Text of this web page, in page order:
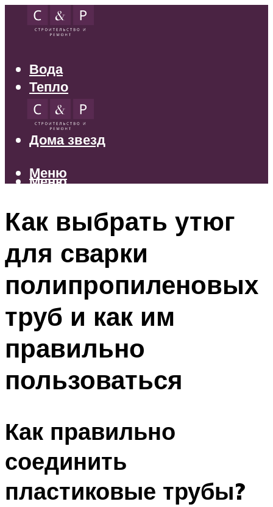
Вода
Тепло
Электрика
Свет
Дома звезд
Меню
Меню
Как выбрать утюг
для сварки
полипропиленовых
труб и как им
правильно
пользоваться
Как правильно
соединить
пластиковые трубы?